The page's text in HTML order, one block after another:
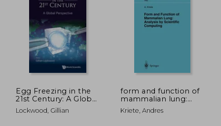
45% 45%
Egg Freezing in the
21st Century: A Global
Perspective (en
Inglés)
Lockwood, Gillian
form and function of
mammalian lung:
analysis by scientific
computing (en
Kriete, Andres